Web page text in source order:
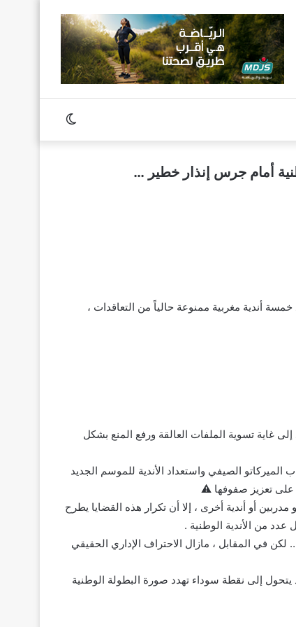
أمام جرس إنذار خطير …
أندية مغربية ممنوعة حالياً من التعاقدات ،
غاية تسوية الملفات العالقة ورفع المنع بشكل
الصيفي واستعداد الأندية للموسم الجديد
على تعزيز صفوفها ⚠️
أو أندية أخرى ، إلا أن تكرار هذه القضايا يطرح
من الأندية الوطنية .
في المقابل ، مازال الاحتراف الإداري الحقيقي
إلى نقطة سوداء تهدد صورة البطولة الوطنية